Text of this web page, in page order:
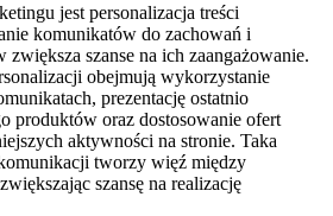
jest personalizacja treści
komunikatów do zachowań i
szanse na ich zaangażowanie.
obejmują wykorzystanie
prezentację ostatnio
produktów oraz dostosowanie ofert
aktywności na stronie. Taka
tworzy więź między
szansę na realizację